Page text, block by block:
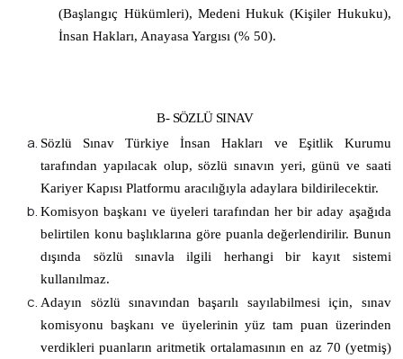
(Başlangıç Hükümleri), Medeni Hukuk (Kişiler Hukuku),
İnsan Hakları, Anayasa Yargısı (% 50).
B- SÖZLÜ SINAV
Sözlü Sınav Türkiye İnsan Hakları ve Eşitlik Kurumu
tarafından yapılacak olup, sözlü sınavın yeri, günü ve saati
Kariyer Kapısı Platformu aracılığıyla adaylara bildirilecektir.
Komisyon başkanı ve üyeleri tarafından her bir aday aşağıda
belirtilen konu başlıklarına göre puanla değerlendirilir. Bunun
dışında sözlü sınavla ilgili herhangi bir kayıt sistemi
kullanılmaz.
Adayın sözlü sınavından başarılı sayılabilmesi için, sınav
komisyonu başkanı ve üyelerinin yüz tam puan üzerinden
verdikleri puanların aritmetik ortalamasının en az 70 (yetmiş)